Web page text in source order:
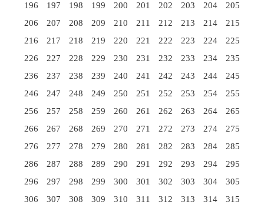
196
197 198 199 200 201 202 203 204
205
206
207 208 209 210 211 212 213 214
215
216
217 218 219 220 221 222 223 224
225
226
227 228 229 230 231 232 233 234
235
236
237 238 239 240 241 242 243 244
245
246
247 248 249 250 251 252 253 254
255
256
257 258 259 260 261 262 263 264
265
266
267 268 269 270 271 272 273 274
275
276
277 278 279 280 281 282 283 284
285
286
287 288 289 290 291 292 293 294
295
296
297 298 299 300 301 302 303 304
305
306
307 308 309 310 311 312 313 314
315